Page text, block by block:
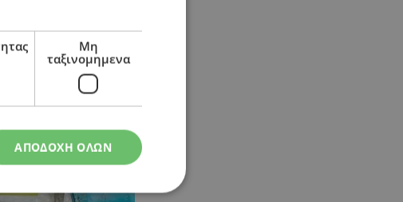
Μη
ταξινομημενα
ΑΠΟΔΟΧΗ ΟΛΩΝ